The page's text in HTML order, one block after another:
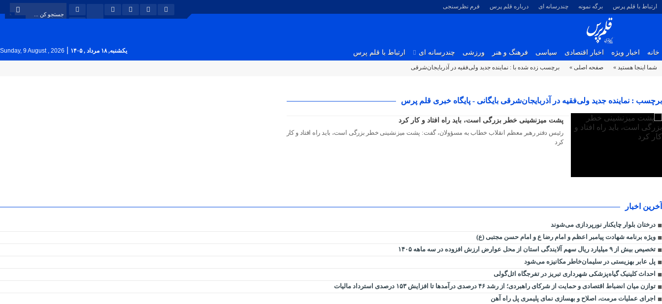
ارتباط با قلم پرس برگه نمونه چندرسانه ای درباره قلم پرس فرم نظرسنجی
خانه اخبار ویژه اخبار اقتصادی سیاسی فرهنگ و هنر ورزشی چندرسانه ای ارتباط با قلم پرس یکشنبه, ۱۸ مرداد , ۱۴۰۵ Sunday, 9 August , 2026
شما اینجا هستید » صفحه اصلی » برچسب زده شده با : نماینده جدید ولی‌فقیه در آذربایجان‌شرقی
برچسب : نماینده جدید ولی‌فقیه در آذربایجان‌شرقی بایگانی - پایگاه خبری قلم پرس
پشت میزنشینی خطر بزرگی است، باید راه افتاد و کار کرد
رئیس دفتر رهبر معظم انقلاب خطاب به مسؤولان، گفت: پشت میزنشینی خطر بزرگی است، باید راه افتاد و کار
کرد
آخرین اخبار
درختان بلوار چایکنار نورپردازی می‌شوند
ویژه برنامه شهادت پیامبر اعظم و امام رضا ع و امام حسن مجتبی (ع)
تخصیص بیش از ۹ میلیارد ریال سهم آلایندگی استان از محل عوارض ارزش افزوده در سه ماهه ۱۴۰۵
پل عابر بهزیستی در سلیمان‌خاطر مکانیزه می‌شود
احداث کلینیک گیاه‌پزشکی شهرداری تبریز در تفرجگاه ائل‌گولی
توازن میان انضباط اقتصادی و حمایت از شرکای راهبردی؛ از رشد ۴۶ درصدی درآمدها تا افزایش ۱۵۳ درصدی استرداد مالیات
اجرای عملیات مرمت، اصلاح و بهسازی نمای پلیمری پل راه آهن